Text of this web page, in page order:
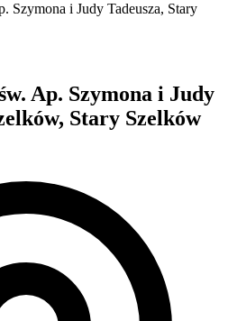
Szymona i Judy Tadeusza, Stary
Ap. Szymona i Judy
Stary Szelków